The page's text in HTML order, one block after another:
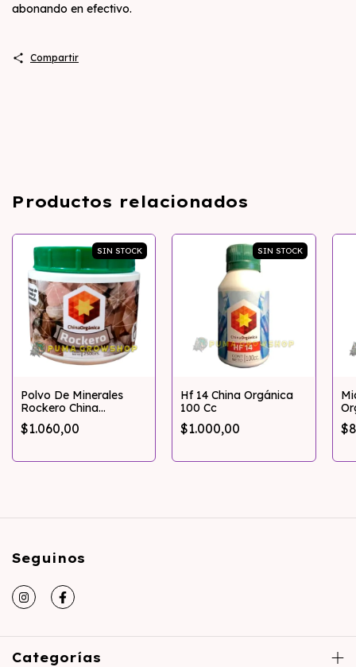
abonando en efectivo.
Compartir
Productos relacionados
SIN STOCK
Polvo De Minerales
Rockero China
Orgánica 250gr
$1.060,00
SIN STOCK
Hf 14 China Orgánica
100 Cc
$1.000,00
Seguinos
Categorías